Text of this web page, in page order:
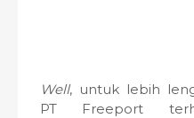
Well, untuk lebih
PT Freeport